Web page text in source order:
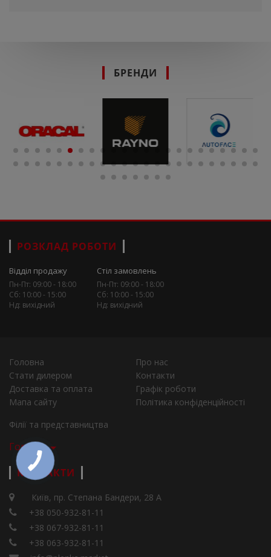
БРЕНДИ
РОЗКЛАД РОБОТИ
Відділ продажу
Пн-Пт: 09:00 - 18:00
Сб: 10:00 - 15:00
Нд: вихідний
Стіл замовлень
Пн-Пт: 09:00 - 18:00
Сб: 10:00 - 15:00
Нд: вихідний
Головна
Про нас
Стати дилером
Контакти
Доставка та оплата
Графік роботи
Мапа сайту
Політика конфіденційності
Філії та представництва
Города
КОНТАКТИ
Київ, пр. Степана Бандери, 28 А
+38 050-932-81-11
+38 067-932-81-11
+38 063-932-81-11